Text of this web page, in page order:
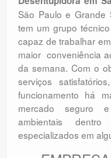
São Paulo e
tem um grupo
capaz de trabalhar
maior conveniência
da semana. Com o
serviços
funcionamento há
mercado seguro
ambientais
especializados em